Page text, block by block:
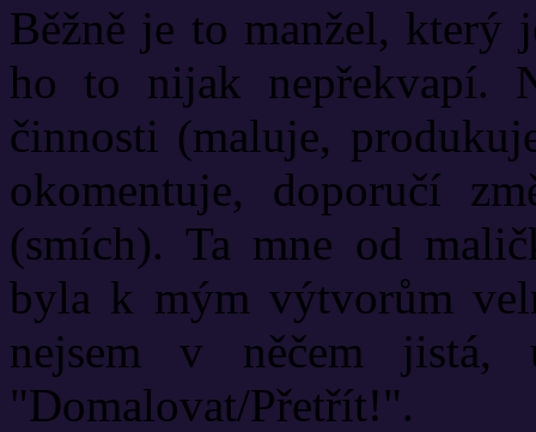
Běžně je to manžel,
ho to nijak nepřekvapí.
činnosti (maluje,
okomentuje, doporučí
(smích). Ta mne od
byla k mým výtvorům
nejsem v něčem
"Domalovat/Přetřít!".